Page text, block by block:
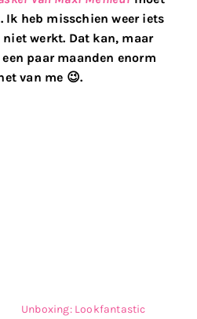
Ik heb misschien weer iets
werkt. Dat kan, maar
paar maanden enorm
van me 😉.
Unboxing: Lookfantastic